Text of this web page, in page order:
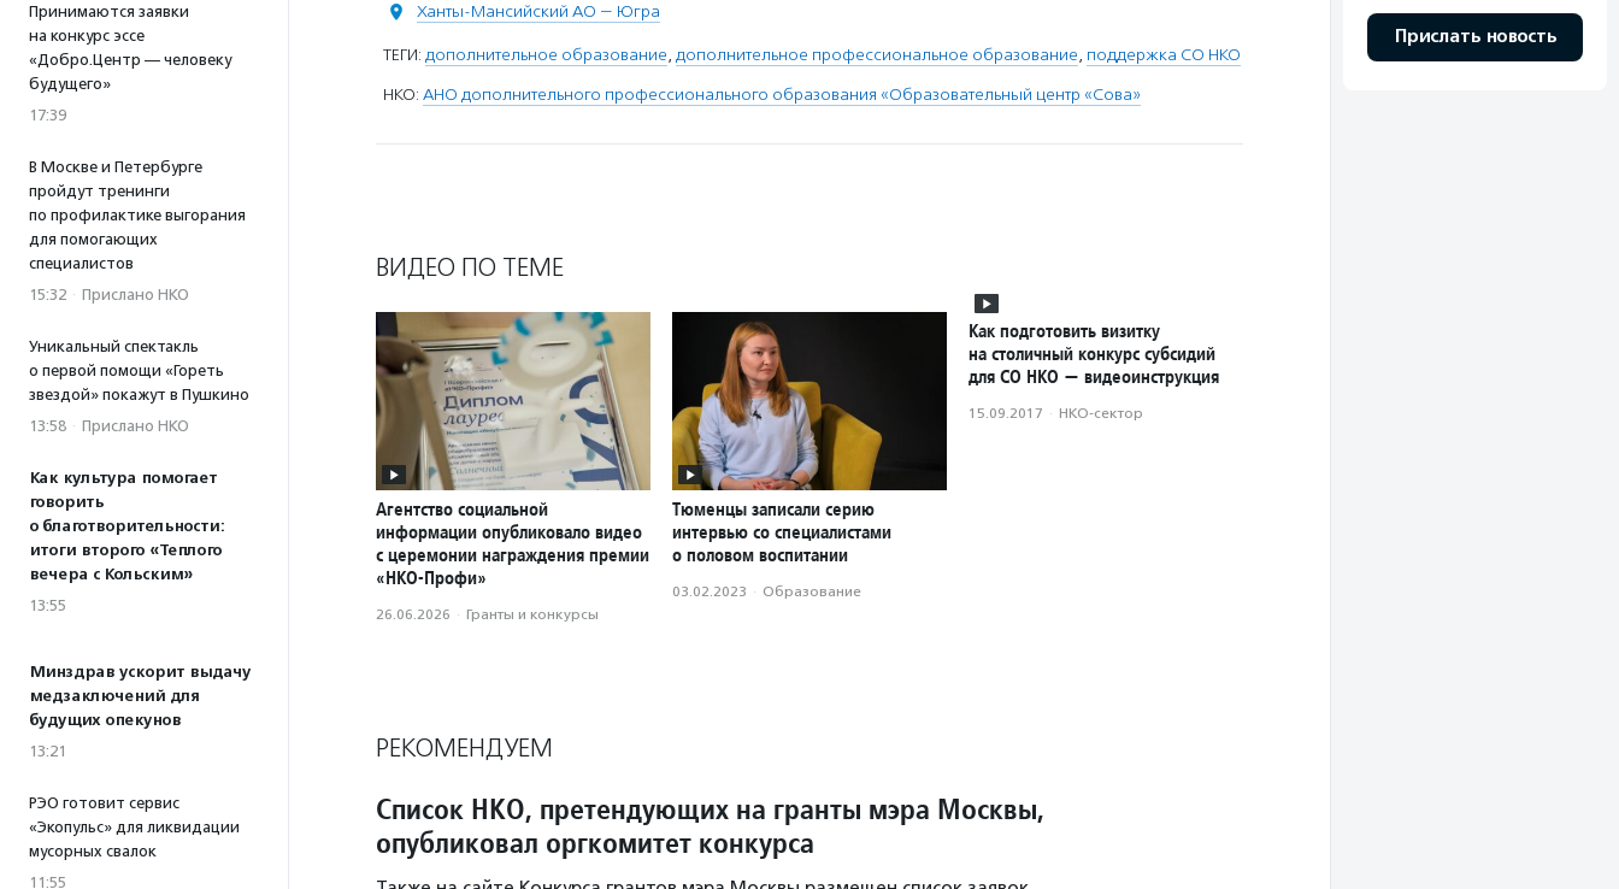
Принимаются заявки
на конкурс эссе
«Добро.Центр — человеку
будущего»
17:39
В Москве и Петербурге
пройдут тренинги
по профилактике выгорания
для помогающих
специалистов
15:32 · Прислано НКО
Уникальный спектакль
о первой помощи «Гореть
звездой» покажут в Пушкино
13:58 · Прислано НКО
Как культура помогает
говорить
о благотворительности:
итоги второго «Теплого
вечера с Кольским»
13:55
Минздрав ускорит выдачу
медзаключений для
будущих опекунов
13:21
РЭО готовит сервис
«Экопульс» для ликвидации
мусорных свалок
11:55
Ханты-Мансийский АО — Югра
ТЕГИ: дополнительное образование, дополнительное профессиональное образование, поддержка СО НКО
НКО: АНО дополнительного профессионального образования «Образовательный центр «Сова»
ВИДЕО ПО ТЕМЕ
Агентство социальной
информации опубликовало видео
с церемонии награждения премии
«НКО-Профи»
26.06.2026 · Гранты и конкурсы
Тюменцы записали серию
интервью со специалистами
о половом воспитании
03.02.2023 · Образование
Как подготовить визитку
на столичный конкурс субсидий
для СО НКО — видеоинструкция
15.09.2017 · НКО-сектор
РЕКОМЕНДУЕМ
Список НКО, претендующих на гранты мэра Москвы,
опубликовал оргкомитет конкурса
Прислать новость